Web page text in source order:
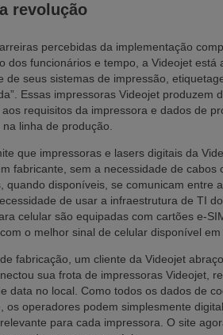
revolução
percebidas da implementação
dos funcionários e tempo, a Videojet
de seus sistemas de impressão,
Essas impressoras Videojet
requisitos da impressora e dados de
linha de produção.
que impressoras e lasers digitais da
fabricante, sem a necessidade de
quando disponíveis, se comunicam entre
de usar a infraestrutura de TI
celular são equipadas com cartões e-
o melhor sinal de celular disponível
fabricação, um cliente da Videojet
sua frota de impressoras Videojet,
data no local. Como todos os dados de
os operadores podem simplesmente
para cada impressora. O site